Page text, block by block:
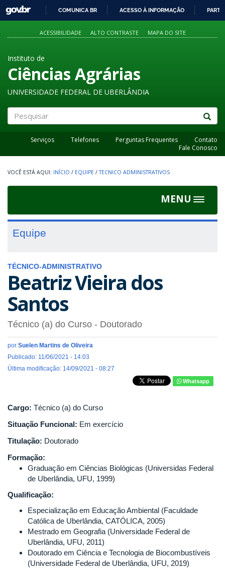
PARA
O
GOVBR
COMUNICA BR ACESSO À INFORMAÇÃO
ACESSIBILIDADE ALTO CONTRASTE MAPA DO SITE
Instituto de
Ciências Agrárias
UNIVERSIDADE FEDERAL DE UBERLÂNDIA
Serviços Telefones Perguntas Frequentes
Contato
Fale Conosco
INÍCIO / EQUIPE / TECNICO ADMINISTRATIVOS
MENU
Toggle
Equipe
TÉCNICO-ADMINISTRATIVO
Beatriz Vieira dos
Santos
Técnico (a) do Curso - Doutorado
por Suelen Martins de Oliveira
Publicado: 11/06/2021 - 14:03
Última modificação: 14/09/2021 - 08:27
Whatsapp
Cargo: Técnico (a) do Curso
Situação Funcional: Em exercício
Titulação: Doutorado
Formação:
Graduação em Ciências Biológicas (Universidas Federal
de Uberlândia, UFU, 1999)
Qualificação:
Especialização em Educação Ambiental (Faculdade
Católica de Uberlândia, CATÓLICA, 2005)
Mestrado em Geografia (Universidade Federal de
Uberlândia, UFU, 2011)
Doutorado em Ciência e Tecnologia de Biocombustíveis
(Universidade Federal de Uberlândia, UFU, 2019)